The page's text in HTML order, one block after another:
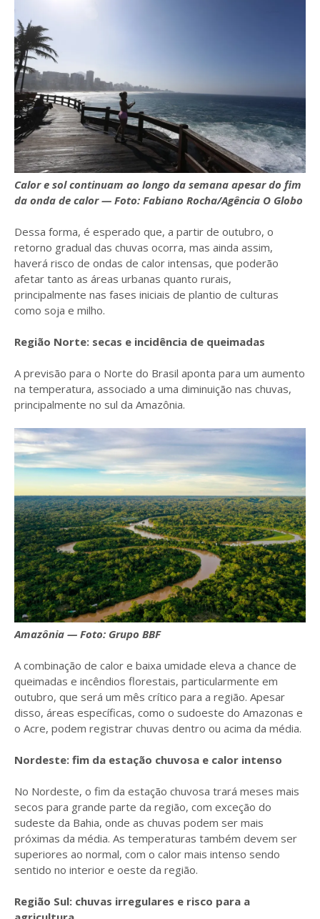
Calor e sol continuam ao longo da semana apesar do fim
da onda de calor — Foto: Fabiano Rocha/Agência O Globo
Dessa forma, é esperado que, a partir de outubro, o
retorno gradual das chuvas ocorra, mas ainda assim,
haverá risco de ondas de calor intensas, que poderão
afetar tanto as áreas urbanas quanto rurais,
principalmente nas fases iniciais de plantio de culturas
como soja e milho.
Região Norte: secas e incidência de queimadas
A previsão para o Norte do Brasil aponta para um aumento
na temperatura, associado a uma diminuição nas chuvas,
principalmente no sul da Amazônia.
Amazônia — Foto: Grupo BBF
A combinação de calor e baixa umidade eleva a chance de
queimadas e incêndios florestais, particularmente em
outubro, que será um mês crítico para a região. Apesar
disso, áreas específicas, como o sudoeste do Amazonas e
o Acre, podem registrar chuvas dentro ou acima da média.
Nordeste: fim da estação chuvosa e calor intenso
No Nordeste, o fim da estação chuvosa trará meses mais
secos para grande parte da região, com exceção do
sudeste da Bahia, onde as chuvas podem ser mais
próximas da média. As temperaturas também devem ser
superiores ao normal, com o calor mais intenso sendo
sentido no interior e oeste da região.
Região Sul: chuvas irregulares e risco para a